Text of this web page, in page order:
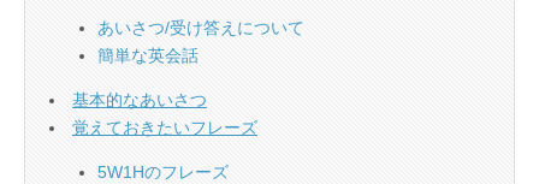
あいさつ/受け答えについて
簡単な英会話
基本的なあいさつ
覚えておきたいフレーズ
5W1Hのフレーズ